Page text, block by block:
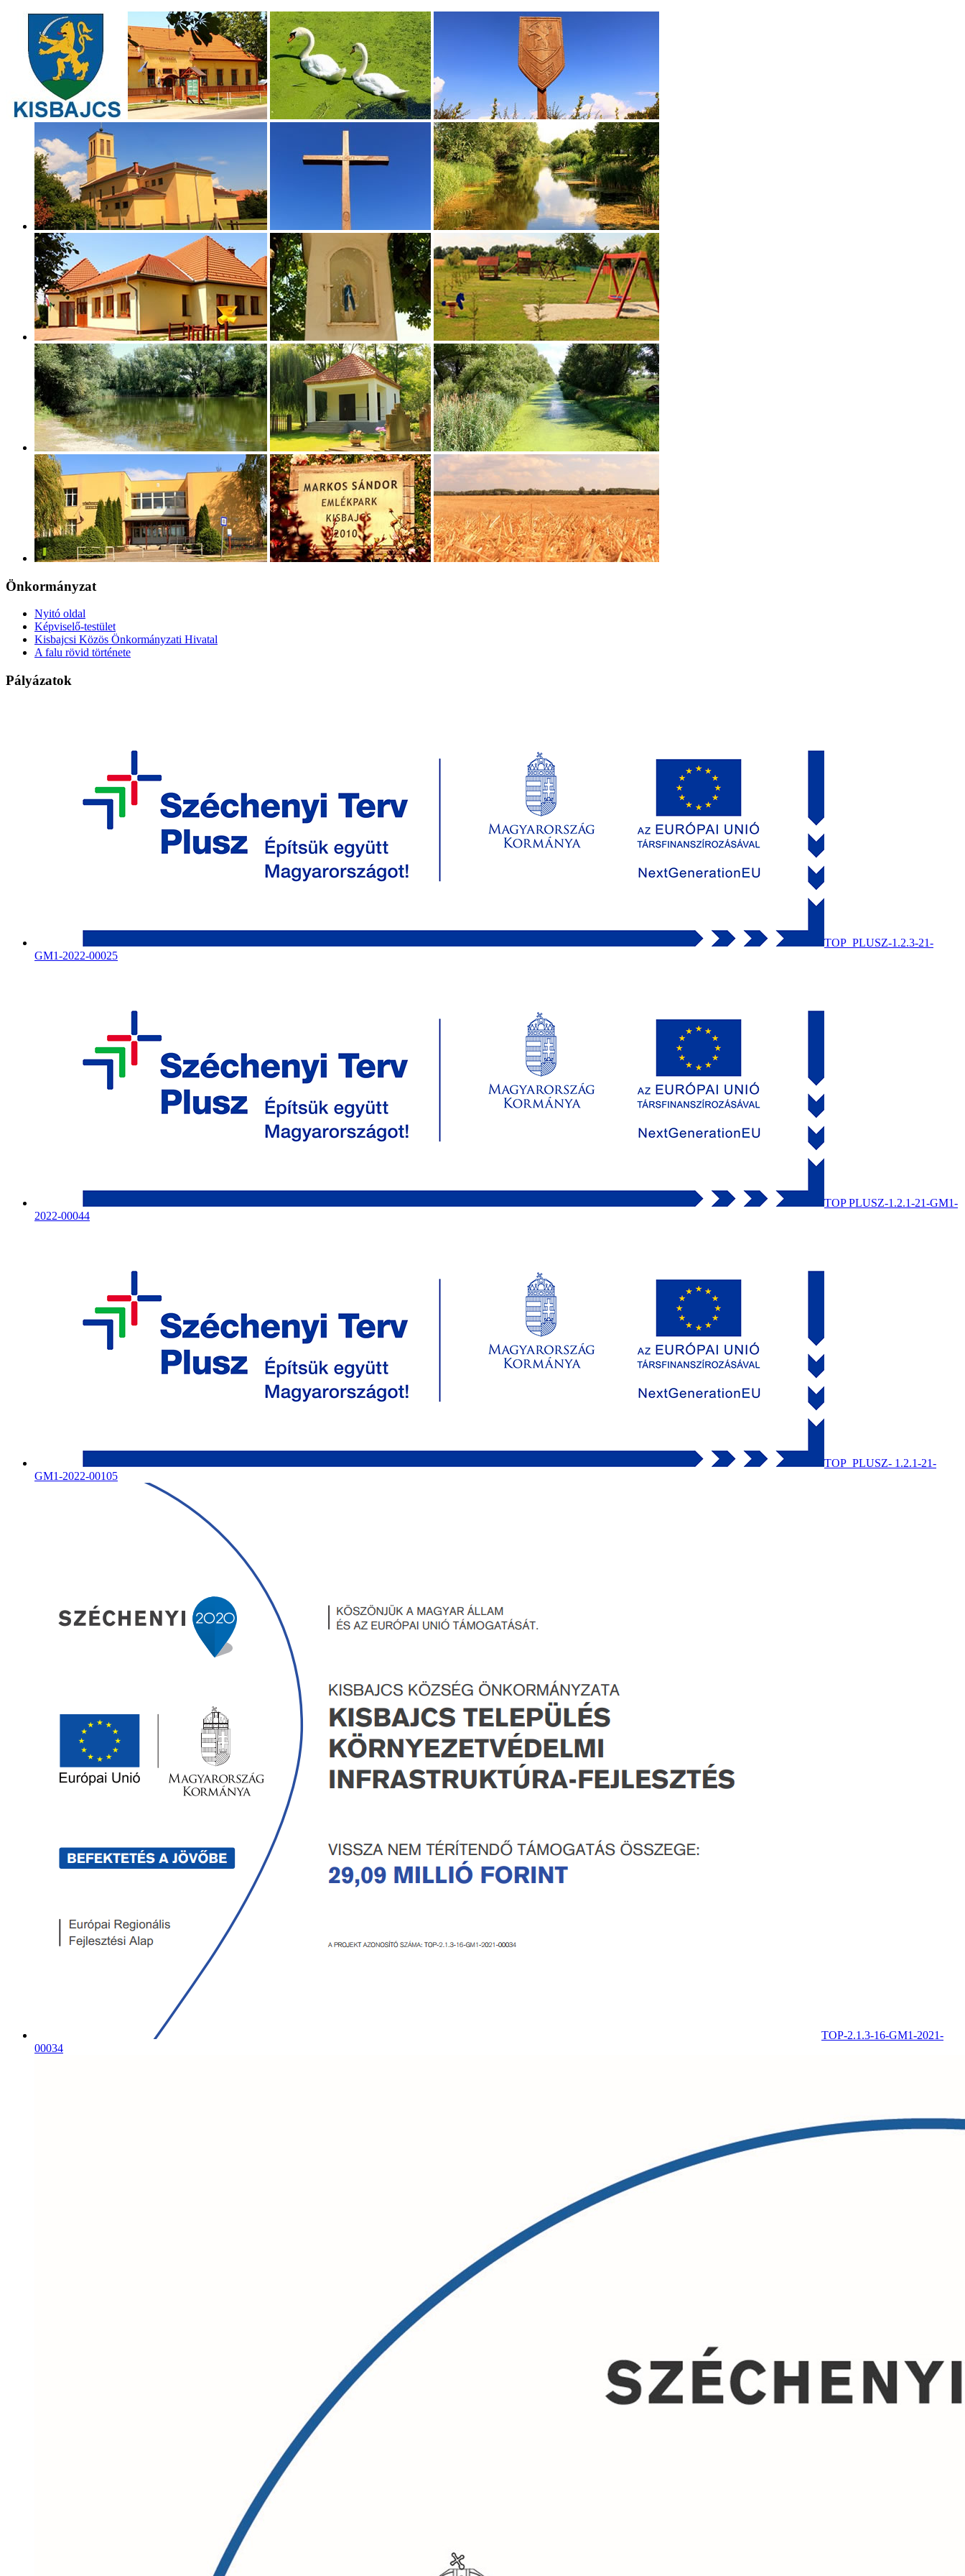
Önkormányzat
Nyitó oldal
Képviselő-testület
Kisbajcsi Közös Önkormányzati Hivatal
A falu rövid története
Pályázatok
TOP_PLUSZ-1.2.3-21-
GM1-2022-00025
TOP PLUSZ-1.2.1-21-GM1-
2022-00044
TOP_PLUSZ- 1.2.1-21-
GM1-2022-00105
TOP-2.1.3-16-GM1-2021-
00034